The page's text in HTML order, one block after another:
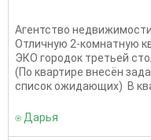
Агентство
Отличную 2-комнатную
ЭКО городок третьей
(По квартире внесён
список ожидающих) В
⍟ Дарья